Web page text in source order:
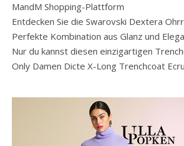
MandM Shopping-Plattform
Entdecken Sie die Swarovski Dextera
Perfekte Kombination aus Glanz und
Nur du kannst diesen einzigartigen
Only Damen Dicte X-Long Trenchcoat Ecru